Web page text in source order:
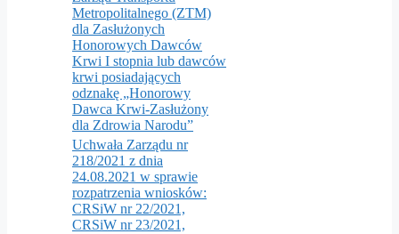
Metropolitalnego (ZTM)
dla Zasłużonych
Honorowych Dawców
Krwi I stopnia lub dawców
krwi posiadających
odznakę „Honorowy
Dawca Krwi-Zasłużony
dla Zdrowia Narodu”
Uchwała Zarządu nr
218/2021 z dnia
24.08.2021 w sprawie
rozpatrzenia wniosków:
CRSiW nr 22/2021,
CRSiW nr 23/2021,